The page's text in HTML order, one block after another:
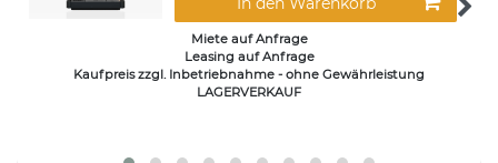
Miete auf Anfrage
Leasing auf Anfrage
Kaufpreis zzgl. Inbetriebnahme - ohne Gewährleistung
LAGERVERKAUF